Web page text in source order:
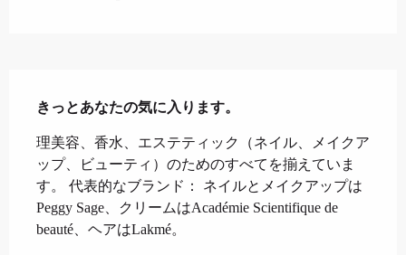
きっとあなたの気に入ります。
理美容、香水、エステティック（ネイル、メイクア
ップ、ビューティ）のためのすべてを揃えていま
す。 代表的なブランド： ネイルとメイクアップは
Peggy Sage、クリームはAcadémie Scientifique de
beauté、ヘアはLakmé。